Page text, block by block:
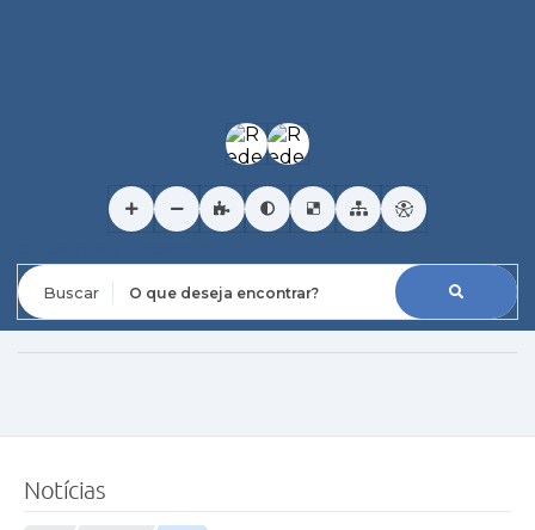
Notícias